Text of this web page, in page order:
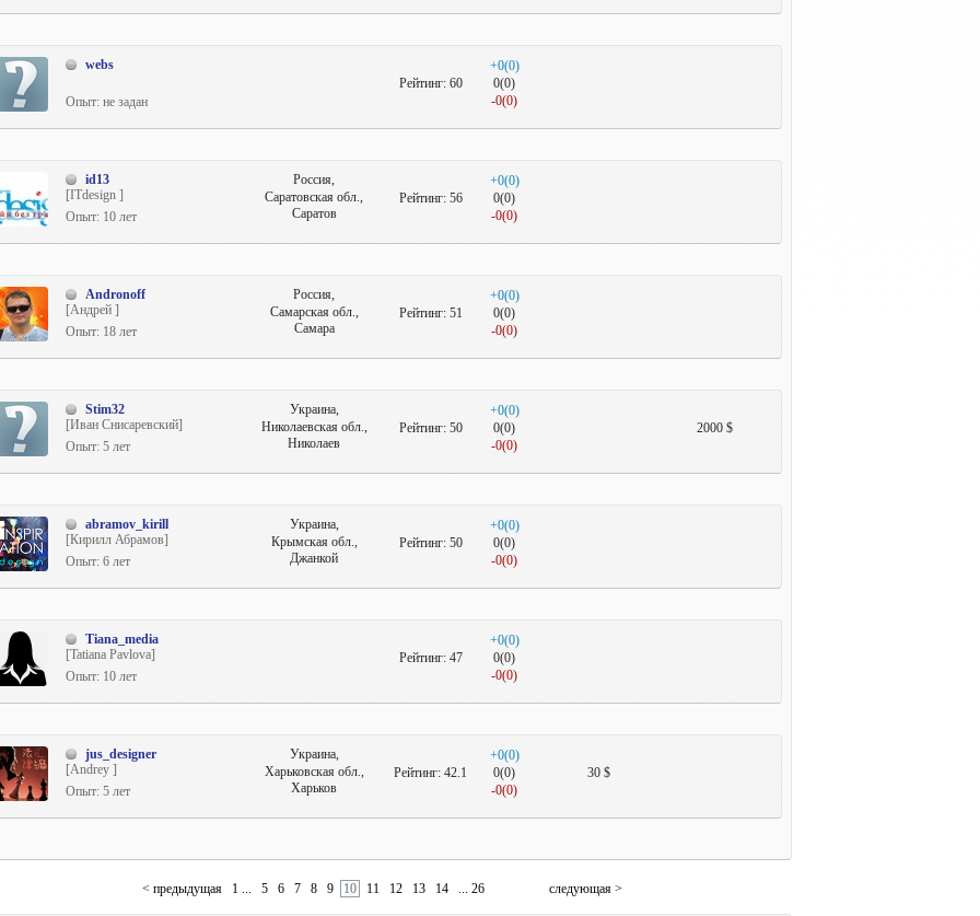
webs
Опыт: не задан
+0(0)
0(0)
-0(0)
Рейтинг:60
id13
[ITdesign ]
Опыт: 10 лет
+0(0)
0(0)
-0(0)
Рейтинг:56
Россия,
Саратовская обл.,
Саратов
Andronoff
[Андрей ]
Опыт: 18 лет
+0(0)
0(0)
-0(0)
Рейтинг:51
Россия,
Самарская обл.,
Самара
Stim32
[Иван Снисаревский]
Опыт: 5 лет
2000 $
+0(0)
0(0)
-0(0)
Рейтинг:50
Украина,
Николаевская обл.,
Николаев
abramov_kirill
[Кирилл Абрамов]
Опыт: 6 лет
+0(0)
0(0)
-0(0)
Рейтинг:50
Украина,
Крымская обл.,
Джанкой
Tiana_media
[Tatiana Pavlova]
Опыт: 10 лет
+0(0)
0(0)
-0(0)
Рейтинг:47
jus_designer
[Andrey ]
Опыт: 5 лет
30 $
+0(0)
0(0)
-0(0)
Рейтинг: 42.1
Украина,
Харьковская обл.,
Харьков
< предыдущая 1 ... 5 6 7 8 9 10 11 12 13 14 ... 26 следующая >